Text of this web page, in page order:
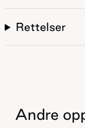
Rettelser
Andre